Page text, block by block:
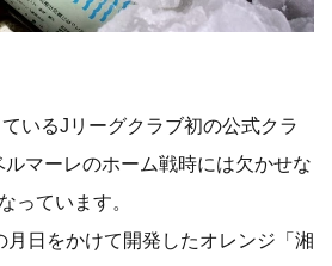
いるJリーグクラブ初の公式クラ
マーレのホーム戦時には欠かせな
っています。
日をかけて開発したオレンジ「湘